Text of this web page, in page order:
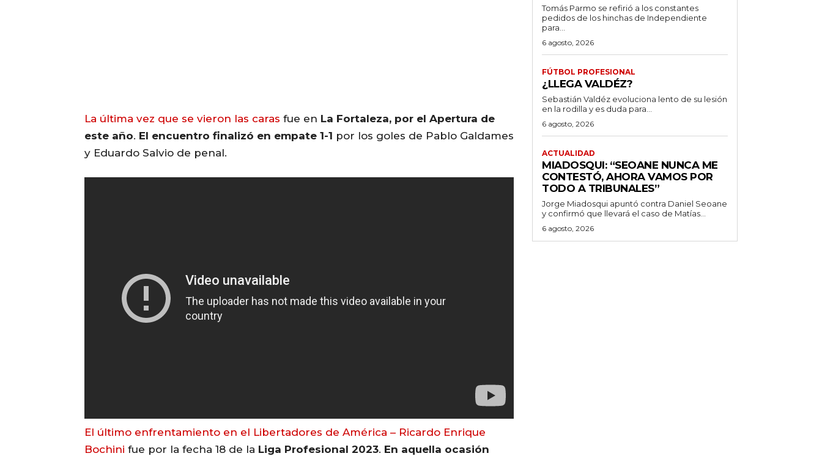
La última vez que se vieron las caras fue en La Fortaleza, por el Apertura de
este año. El encuentro finalizó en empate 1-1 por los goles de Pablo Galdames
y Eduardo Salvio de penal.
El último enfrentamiento en el Libertadores de América – Ricardo Enrique
Bochini fue por la fecha 18 de la Liga Profesional 2023. En aquella ocasión
Tomás Parmo se refirió a los constantes
pedidos de los hinchas de Independiente
para...
6 agosto, 2026
FÚTBOL PROFESIONAL
¿LLEGA VALDÉZ?
Sebastián Valdéz evoluciona lento de su lesión
en la rodilla y es duda para...
6 agosto, 2026
ACTUALIDAD
MIADOSQUI: “SEOANE NUNCA ME
CONTESTÓ, AHORA VAMOS POR
TODO A TRIBUNALES”
Jorge Miadosqui apuntó contra Daniel Seoane
y confirmó que llevará el caso de Matías...
6 agosto, 2026